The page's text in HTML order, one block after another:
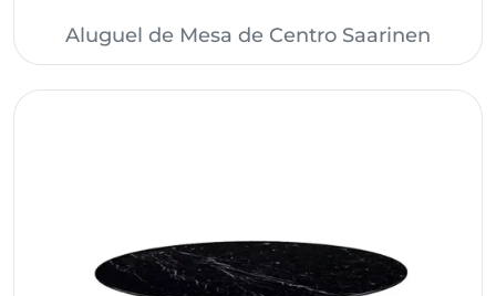
Aluguel de Mesa de Centro Saarinen